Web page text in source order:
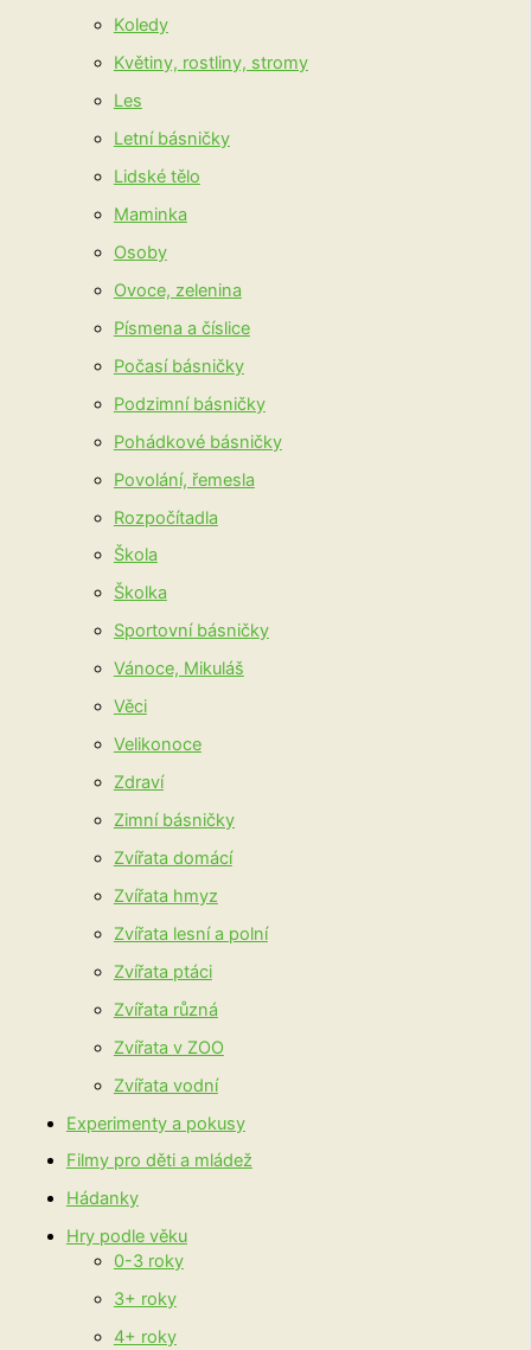
Koledy
Květiny, rostliny, stromy
Les
Letní básničky
Lidské tělo
Maminka
Osoby
Ovoce, zelenina
Písmena a číslice
Počasí básničky
Podzimní básničky
Pohádkové básničky
Povolání, řemesla
Rozpočítadla
Škola
Školka
Sportovní básničky
Vánoce, Mikuláš
Věci
Velikonoce
Zdraví
Zimní básničky
Zvířata domácí
Zvířata hmyz
Zvířata lesní a polní
Zvířata ptáci
Zvířata různá
Zvířata v ZOO
Zvířata vodní
Experimenty a pokusy
Filmy pro děti a mládež
Hádanky
Hry podle věku
0-3 roky
3+ roky
4+ roky